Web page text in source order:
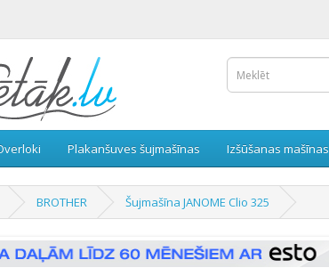
Plakanšuves šujmašīnas Izšūšanas mašīnas
BROTHER Šujmašīna JANOME Clio 325